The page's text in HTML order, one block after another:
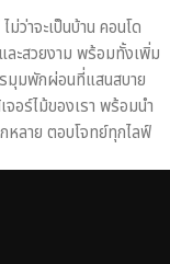
ว่าจะเป็นบ้าน คอนโด
ละสวยงาม พร้อมทั้งเพิ่ม
รมุมพักผ่อนที่แสนสบาย
อร์ไม้ของเรา พร้อมนำ
หลาย ตอบโจทย์ทุกไลฟ์